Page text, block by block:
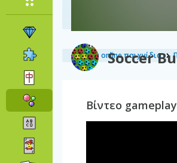
Soccer
δωρεάν online παιχνίδια
Βίντεο gameplay